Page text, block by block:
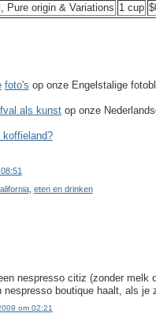
Pure origin & Variations 1 cup
foto's op onze Engelstalige
als kunstop onze
koffieland?
08:51
, eten en drinken
nespresso citiz (zonder melk
nespresso boutique haalt, als
om 02:21